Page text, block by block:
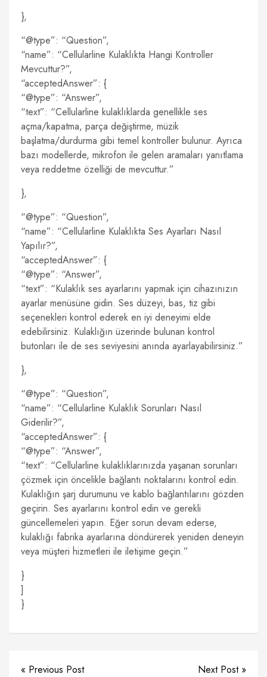
},
“@type”: “Question”,
“name”: “Cellularline Kulaklıkta Hangi Kontroller
Mevcuttur?”,
“acceptedAnswer”: {
“@type”: “Answer”,
“text”: “Cellularline kulaklıklarda genellikle ses
açma/kapatma, parça değiştirme, müzik
başlatma/durdurma gibi temel kontroller bulunur. Ayrıca
bazı modellerde, mikrofon ile gelen aramaları yanıtlama
veya reddetme özelliği de mevcuttur.”
},
“@type”: “Question”,
“name”: “Cellularline Kulaklıkta Ses Ayarları Nasıl
Yapılır?”,
“acceptedAnswer”: {
“@type”: “Answer”,
“text”: “Kulaklık ses ayarlarını yapmak için cihazınızın
ayarlar menüsüne gidin. Ses düzeyi, bas, tiz gibi
seçenekleri kontrol ederek en iyi deneyimi elde
edebilirsiniz. Kulaklığın üzerinde bulunan kontrol
butonları ile de ses seviyesini anında ayarlayabilirsiniz.”
},
“@type”: “Question”,
“name”: “Cellularline Kulaklık Sorunları Nasıl
Giderilir?”,
“acceptedAnswer”: {
“@type”: “Answer”,
“text”: “Cellularline kulaklıklarınızda yaşanan sorunları
çözmek için öncelikle bağlantı noktalarını kontrol edin.
Kulaklığın şarj durumunu ve kablo bağlantılarını gözden
geçirin. Ses ayarlarını kontrol edin ve gerekli
güncellemeleri yapın. Eğer sorun devam ederse,
kulaklığı fabrika ayarlarına döndürerek yeniden deneyin
veya müşteri hizmetleri ile iletişime geçin.”
}
]
}
« Previous Post Next Post »